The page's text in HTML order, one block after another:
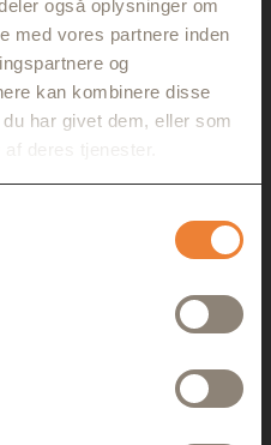
også oplysninger om
med vores partnere inden
og
kan kombinere disse
har givet dem, eller som
deres tjenester.